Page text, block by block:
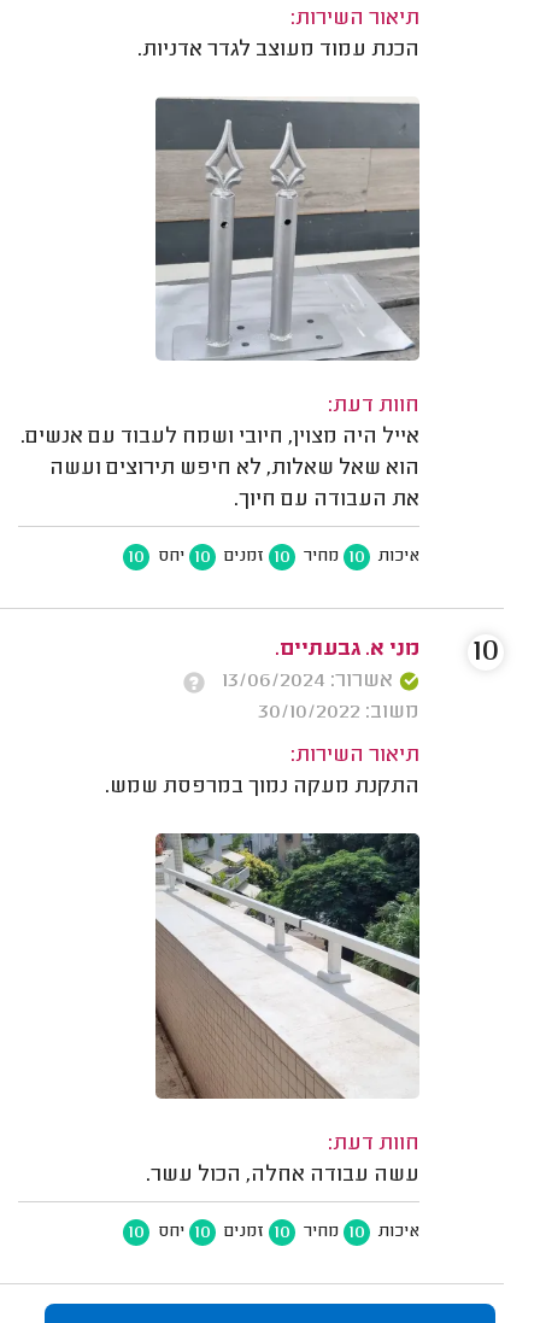
תיאור השירות:
הכנת עמוד מעוצב לגדר אדניות.
חוות דעת:
אייל היה מצוין, חיובי ושמח לעבוד עם אנשים.
הוא שאל שאלות, לא חיפש תירוצים ועשה
את העבודה עם חיוך.
איכות 10 מחיר 10 זמנים 10 יחס 10
מני א. גבעתיים.
אשרור: 13/06/2024
משוב: 30/10/2022
תיאור השירות:
התקנת מעקה נמוך במרפסת שמש.
חוות דעת:
עשה עבודה אחלה, הכול עשר.
איכות 10 מחיר 10 זמנים 10 יחס 10
10